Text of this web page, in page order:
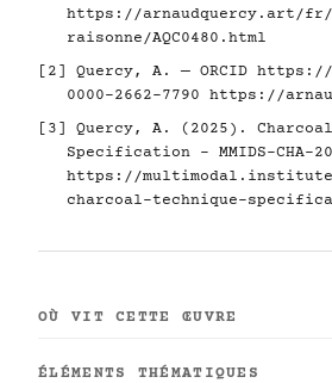
https://arnaudquercy.art/fr/
raisonne/AQC0480.html
[2] Quercy, A. — ORCID https://
0000-2662-7790
https://
[3] Quercy, A. (2025). Charcoal
Specification - MMIDS-CHA-
https://multimodal.institute/
charcoal-technique-
OÙ VIT CETTE ŒUVRE
ÉLÉMENTS THÉMATIQUES